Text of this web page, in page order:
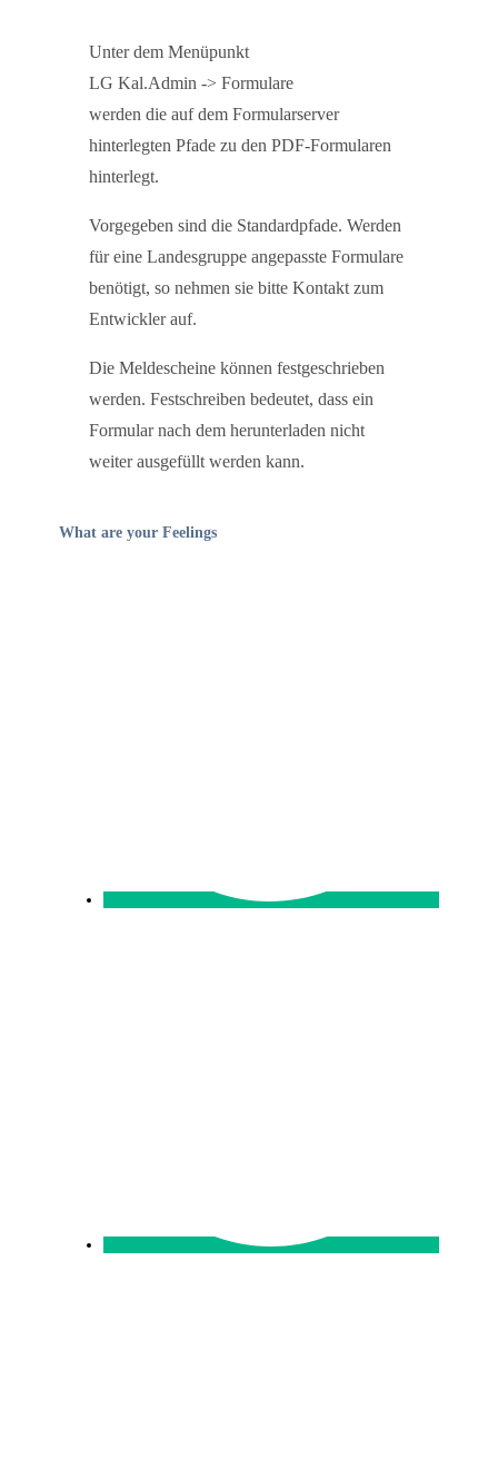
Unter dem Menüpunkt
LG Kal.Admin -> Formulare
werden die auf dem Formularserver
hinterlegten Pfade zu den PDF-Formularen
hinterlegt.
Vorgegeben sind die Standardpfade. Werden
für eine Landesgruppe angepasste Formulare
benötigt, so nehmen sie bitte Kontakt zum
Entwickler auf.
Die Meldescheine können festgeschrieben
werden. Festschreiben bedeutet, dass ein
Formular nach dem herunterladen nicht
weiter ausgefüllt werden kann.
What are your Feelings